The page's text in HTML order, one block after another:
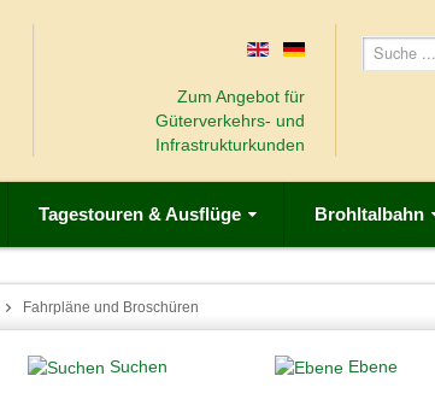
Zum Angebot für
Güterverkehrs- und
Infrastrukturkunden
Tagestouren & Ausflüge Brohltalbahn
Fahrpläne und Broschüren
Suchen Ebene